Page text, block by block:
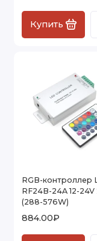
Купить
RGB-контроллер
RF24B-24A 12-24V
(288-576W)
884.00₽